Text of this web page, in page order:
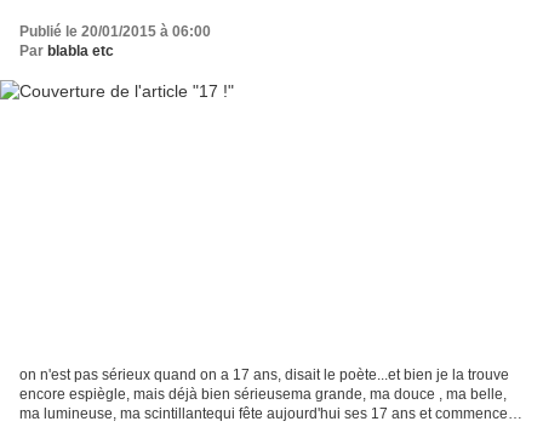
Publié le 20/01/2015 à 06:00
Par blabla etc
on n'est pas sérieux quand on a 17 ans, disait le poète...et bien je la trouve
encore espiègle, mais déjà bien sérieusema grande, ma douce , ma belle,
ma lumineuse, ma scintillantequi fête aujourd'hui ses 17 ans et commence à